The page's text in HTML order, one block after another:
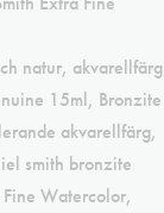
natur, akvarellfärg
15ml, Bronzite
akvarellfärg,
smith bronzite
Watercolor,